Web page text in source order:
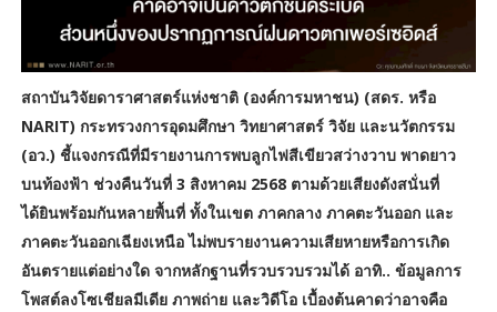
สถาบันวิจัยดาราศาสตร์แห่งชาติ (องค์การมหาชน) (สดร. หรือ
NARIT) กระทรวงการอุดมศึกษา วิทยาศาสตร์ วิจัย และนวัตกรรม
(อว.) ชี้แจงกรณีที่มีรายงานการพบลูกไฟสีเขียวสว่างวาบ พาดยาว
บนท้องฟ้า ช่วงคืนวันที่ 3 สิงหาคม 2568 ตามด้วยเสียงดังสนั่นที่
ได้ยินพร้อมกันหลายพื้นที่ ทั้งในเขต ภาคกลาง ภาคตะวันออก และ
ภาคตะวันออกเฉียงเหนือ ไม่พบรายงานความเสียหายหรือการเกิด
อันตรายแต่อย่างใด จากหลักฐานที่รวบรวบรวมได้ อาทิ.. ข้อมูลการ
โพสต์ลงโซเชียลมีเดีย ภาพถ่าย และวิดีโอ เบื้องต้นคาดว่าอาจคือ